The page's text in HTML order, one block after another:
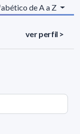
de A a Z
ver perfil >